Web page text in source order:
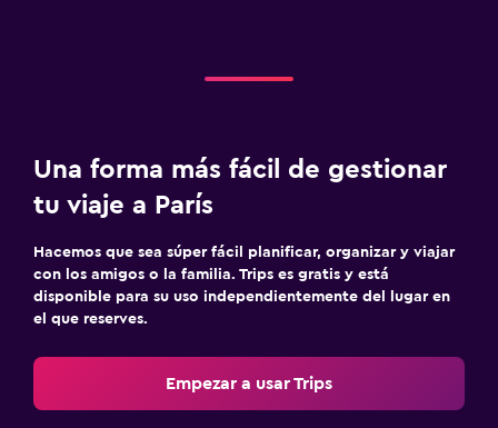
Una forma más fácil de gestionar
tu viaje a París
Hacemos que sea súper fácil planificar, organizar y viajar
con los amigos o la familia. Trips es gratis y está
disponible para su uso independientemente del lugar en
el que reserves.
Empezar a usar Trips